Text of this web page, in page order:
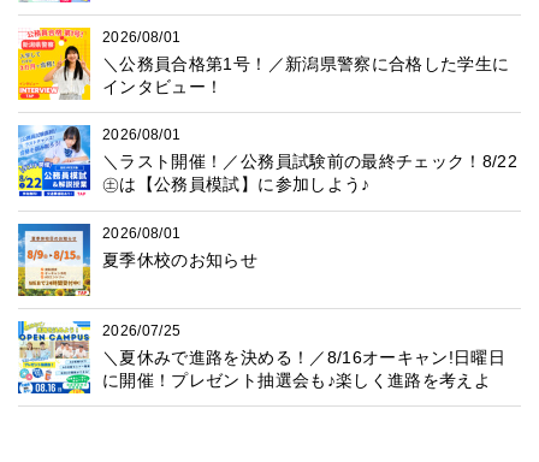
2026/08/01
＼公務員合格第1号！／新潟県警察に合格した学生に
インタビュー！
2026/08/01
＼ラスト開催！／公務員試験前の最終チェック！8/22
㊏は【公務員模試】に参加しよう♪
2026/08/01
夏季休校のお知らせ
2026/07/25
＼夏休みで進路を決める！／8/16オーキャン!日曜日
に開催！プレゼント抽選会も♪楽しく進路を考えよ
う！